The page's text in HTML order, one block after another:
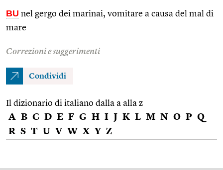
BU nel gergo dei marinai, vomitare a causa del mal di
mare
Correzioni e suggerimenti
Condividi
Il dizionario di italiano dalla a alla z
A B C D E F G H I J K L M N O P Q
R S T U V W X Y Z